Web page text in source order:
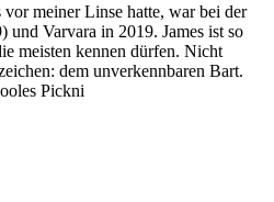
vor meiner Linse hatte, war bei der
und Varvara in 2019. James ist so
meisten kennen dürfen. Nicht
dem unverkennbaren Bart.
Pickni